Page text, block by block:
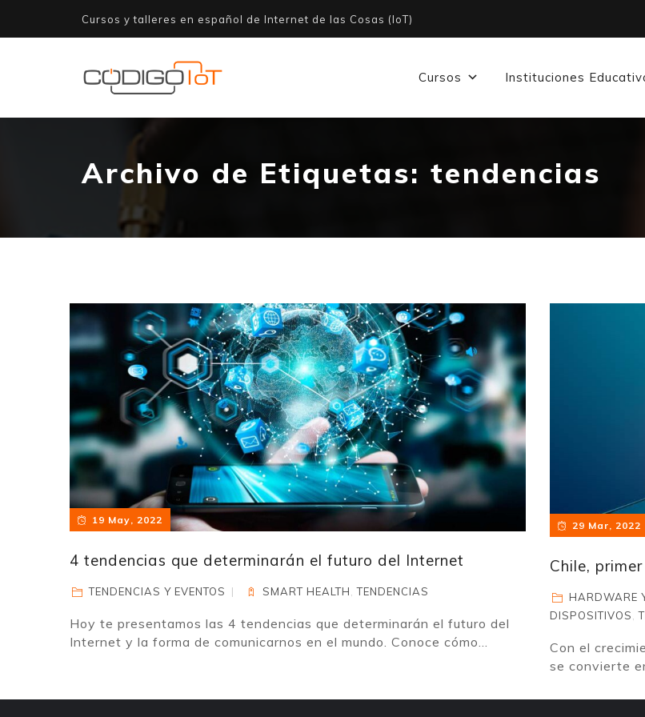
Cursos y talleres en español de Internet de las Cosas (IoT)
Cursos Instituciones
Archivo de Etiquetas: tendencias
19 May, 2022
4 tendencias que determinarán el futuro del Internet
TENDENCIAS Y EVENTOS SMART HEALTH ,TENDENCIAS
Hoy te presentamos las 4 tendencias que determinarán el futuro del
Internet y la forma de comunicarnos en el mundo. Conoce cómo...
29 Mar, 2022
Chile,
HARDWARE
DISPOSITIVOS,
Con el
se convierte